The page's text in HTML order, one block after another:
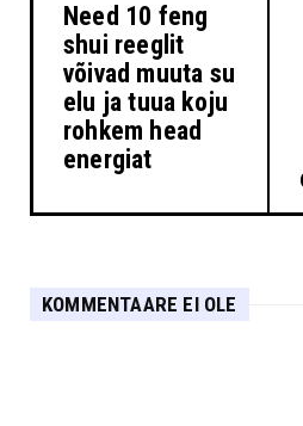
Need 10 feng
shui reeglit
võivad muuta su
elu ja tuua koju
rohkem head
energiat
KOMMENTAARE EI OLE